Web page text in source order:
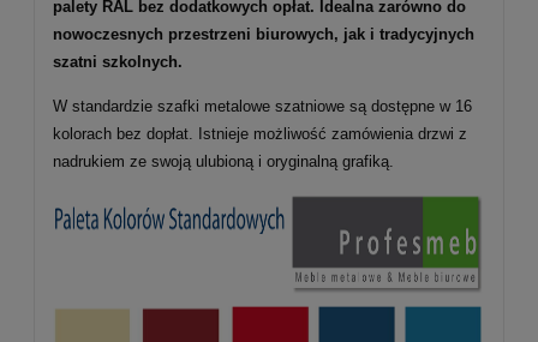
palety RAL bez dodatkowych opłat. Idealna zarówno do
nowoczesnych przestrzeni biurowych, jak i tradycyjnych
szatni szkolnych.
W standardzie szafki metalowe szatniowe są dostępne w 16
kolorach bez dopłat. Istnieje możliwość zamówienia drzwi z
nadrukiem ze swoją ulubioną i oryginalną grafiką.